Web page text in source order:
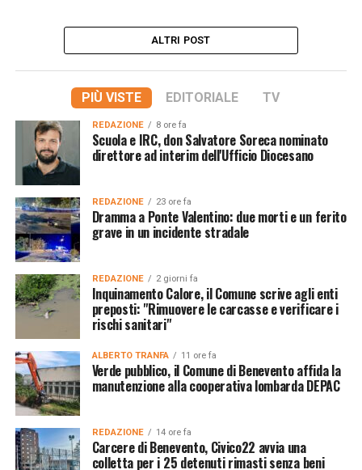
ALTRI POST
PIÙ VISTE EDITORIALE TV
REDAZIONE 8 ore fa
Scuola e IRC, don Salvatore Soreca nominato
direttore ad interim dell'Ufficio Diocesano
REDAZIONE 23 ore fa
Dramma a Ponte Valentino: due morti e un ferito
grave in un incidente stradale
REDAZIONE 2 giorni fa
Inquinamento Calore, il Comune scrive agli enti
preposti: "Rimuovere le carcasse e verificare i
rischi sanitari"
ALBERTO TRANFA 11 ore fa
Verde pubblico, il Comune di Benevento affida la
manutenzione alla cooperativa lombarda DEPAC
REDAZIONE 14 ore fa
Carcere di Benevento, Civico22 avvia una
colletta per i 25 detenuti rimasti senza beni